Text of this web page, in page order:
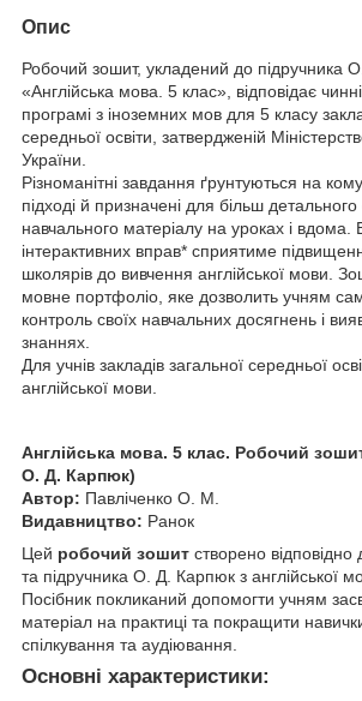
Опис
Робочий зошит, укладений до підручника
«Англійська мова. 5 клас», відповідає
програмі з іноземних мов для 5 класу
середньої освіти, затвердженій
України.
Різноманітні завдання ґрунтуються на
підході й призначені для більш
навчального матеріалу на уроках і вдома.
інтерактивних вправ* сприятиме
школярів до вивчення англійської мови.
мовне портфоліо, яке дозволить учням
контроль своїх навчальних досягнень і
знаннях.
Для учнів закладів загальної середньої
англійської мови.
Англійська мова. 5 клас. Робочий
О. Д. Карпюк)
Автор: Павліченко О. М.
Видавництво: Ранок
Цей робочий зошит створено
та підручника О. Д. Карпюк з англійської
Посібник покликаний допомогти учням
матеріал на практиці та покращити
спілкування та аудіювання.
Основні характеристики: